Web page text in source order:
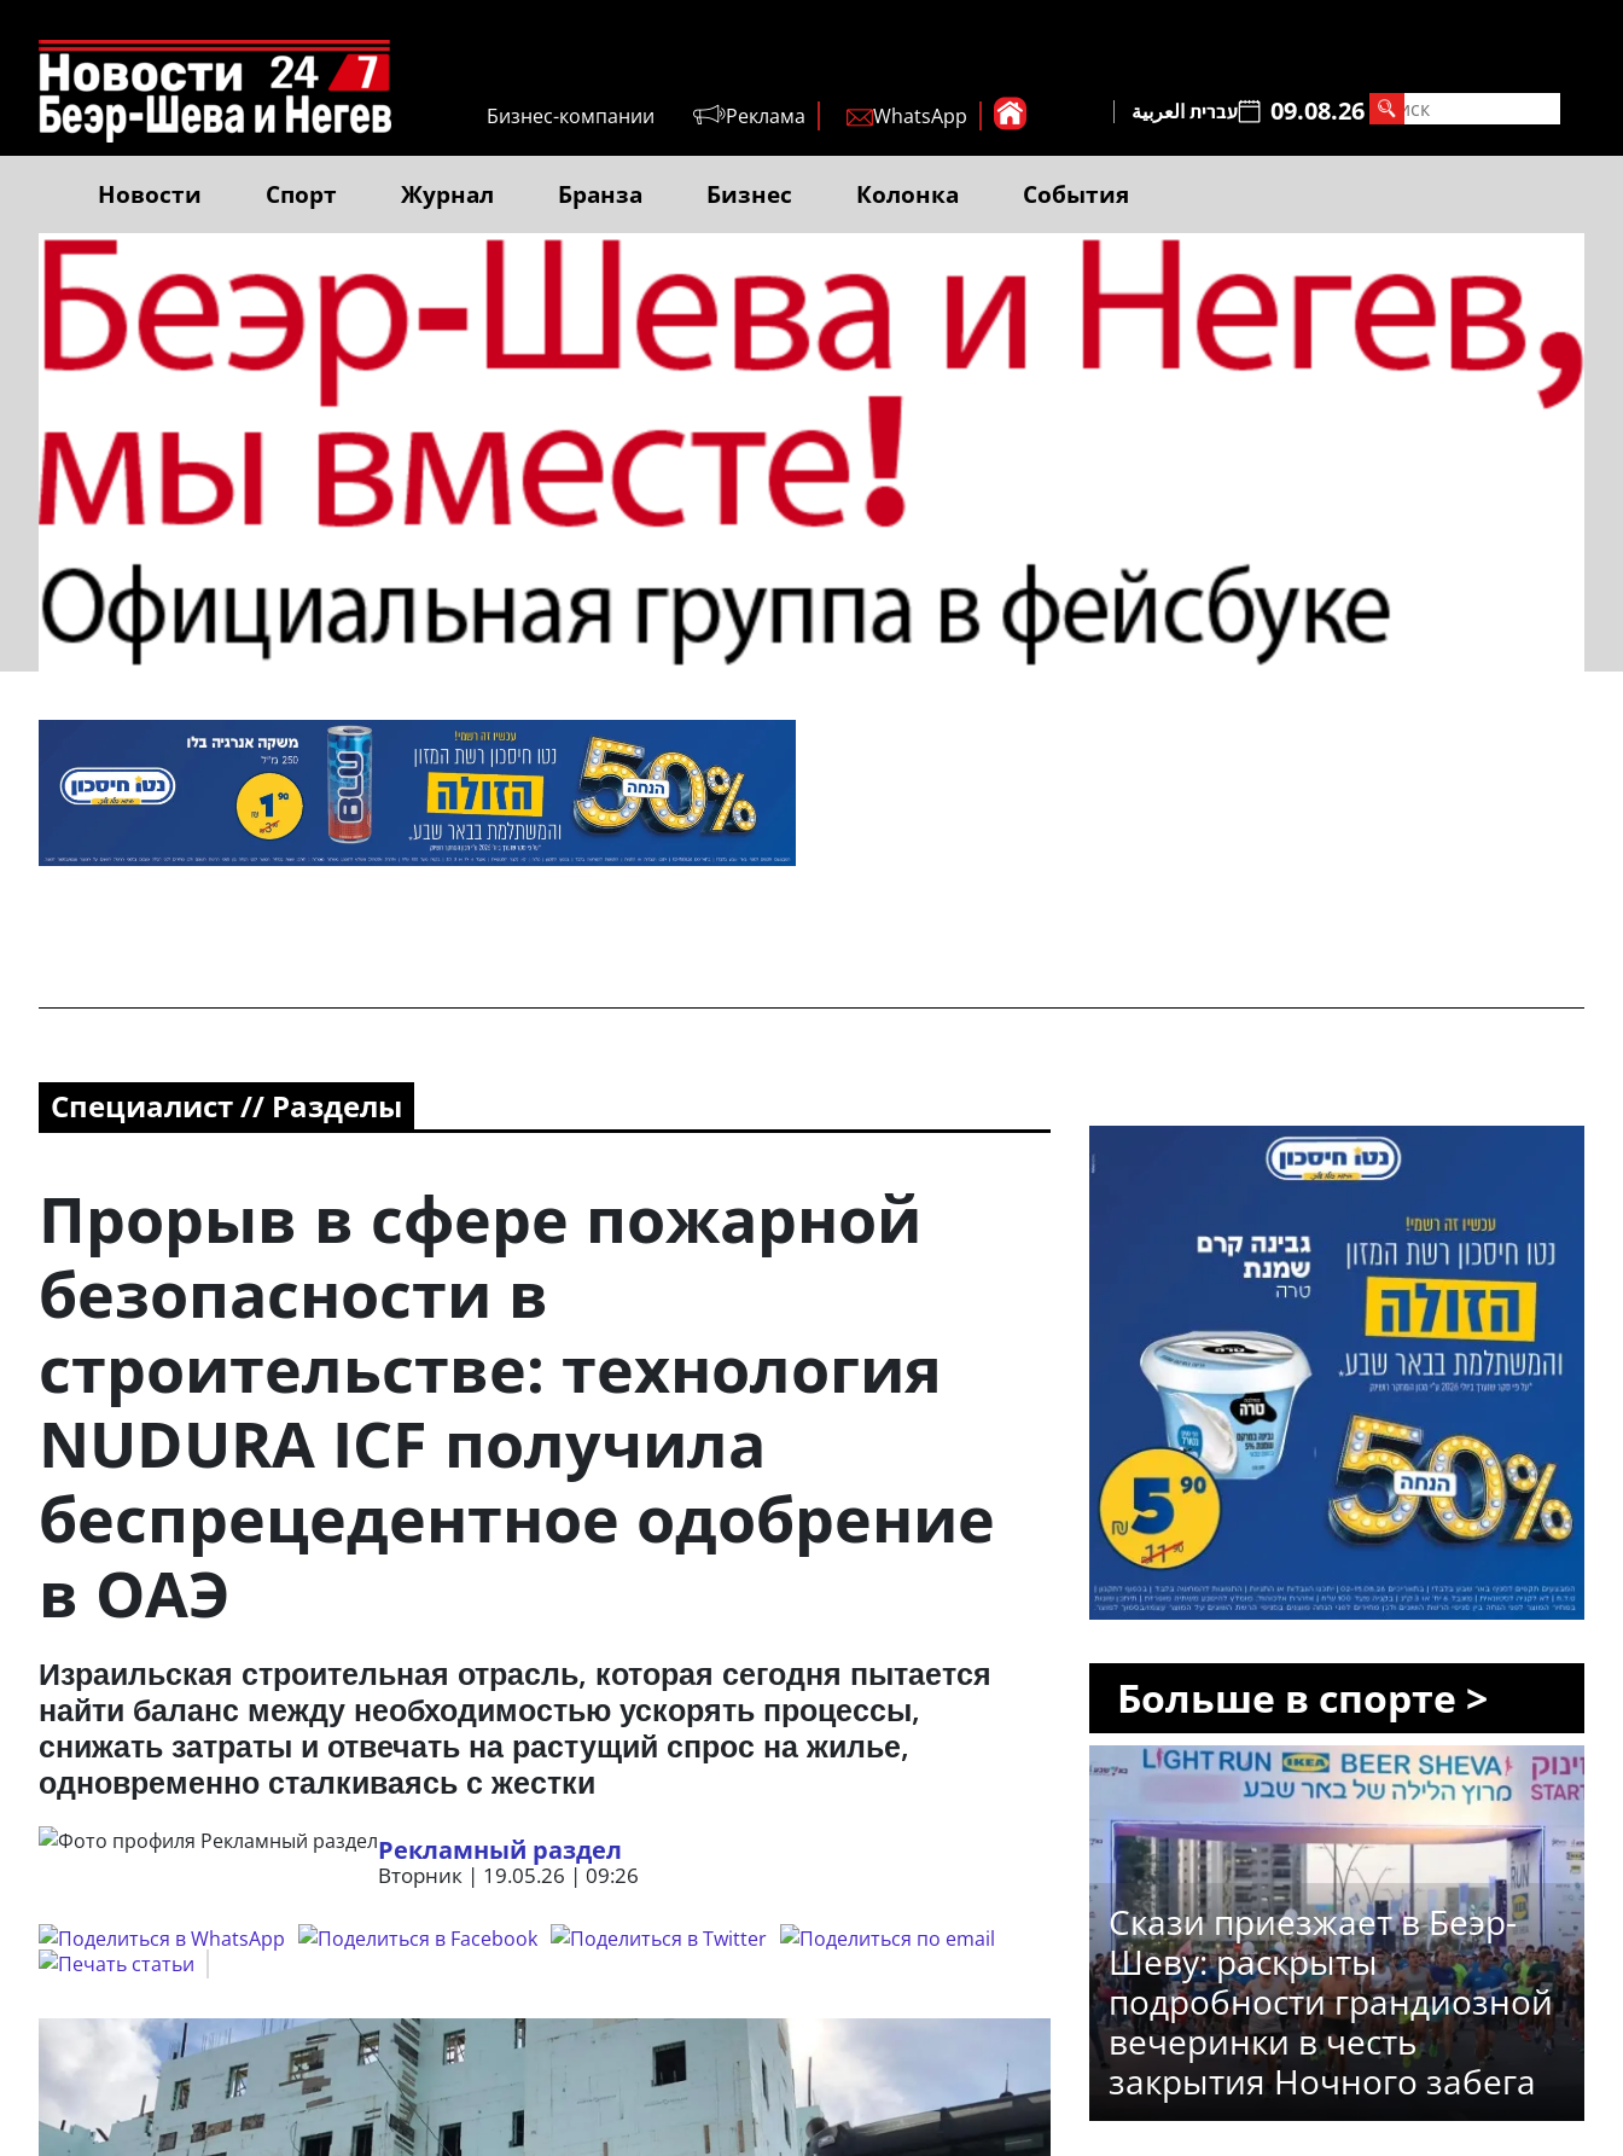
Бизнес-компании Реклама WhatsApp 09.08.26 עבריתالعربية
Новости Спорт Журнал Бранза Бизнес Колонка События
Специалист // Разделы
Прорыв в сфере пожарной
безопасности в
строительстве: технология
NUDURA ICF получила
беспрецедентное одобрение
в ОАЭ
Израильская строительная отрасль, которая сегодня пытается
найти баланс между необходимостью ускорять процессы,
снижать затраты и отвечать на растущий спрос на жилье,
одновременно сталкиваясь с жестки
Рекламный раздел
Вторник | 19.05.26 | 09:26
Больше в спорте >
Скази приезжает в Беэр-
Шеву: раскрыты
подробности грандиозной
вечеринки в честь
закрытия Ночного забега